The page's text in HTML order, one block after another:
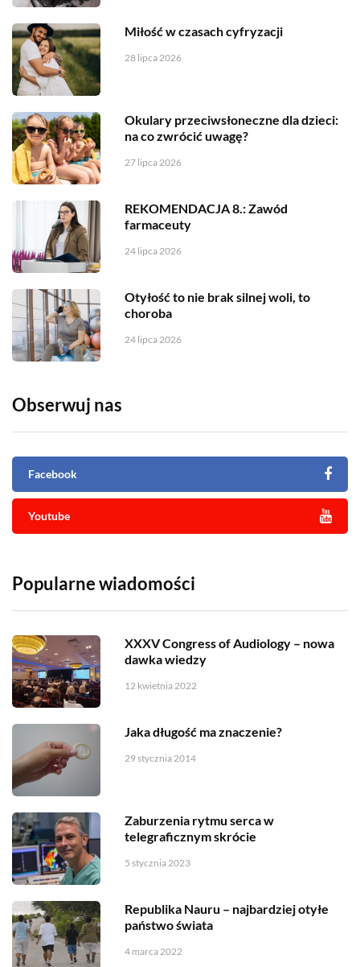
Miłość w czasach cyfryzacji
28 lipca 2026
Okulary przeciwsłoneczne dla dzieci:
na co zwrócić uwagę?
27 lipca 2026
REKOMENDACJA 8.: Zawód
farmaceuty
24 lipca 2026
Otyłość to nie brak silnej woli, to
choroba
24 lipca 2026
Obserwuj nas
Facebook
Youtube
Popularne wiadomości
XXXV Congress of Audiology – nowa
dawka wiedzy
12 kwietnia 2022
Jaka długość ma znaczenie?
29 stycznia 2014
Zaburzenia rytmu serca w
telegraficznym skrócie
5 stycznia 2023
Republika Nauru – najbardziej otyłe
państwo świata
4 marca 2022